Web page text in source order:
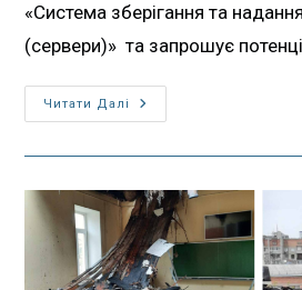
«Система зберігання та
(сервери)» та запрошує
Читати Далі